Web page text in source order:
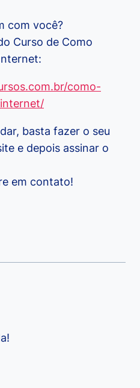
com você?
Curso de Como
como-
basta fazer o seu
e depois assinar o
em contato!